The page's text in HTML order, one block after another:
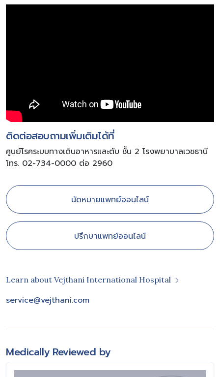
ติดต่อสอบถามเพิ่มเติมได้ที่
ศูนย์โรคระบบทางเดินอาหารและตับ ชั้น 2 โรงพยาบาลเวชธานี
โทร. 02-734-0000 ต่อ 2960
นัดหมายแพทย์ออนไลน์
ปรึกษาแพทย์ออนไลน์
Learn about Vejthani International Hospital
service@vejthani.com
Medically Reviewed by